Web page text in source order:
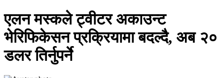
एलन मस्कले ट्वीटर अकाउन्ट
भेरिफिकेसन प्रक्रियामा बदल्दै, अब २०
डलर तिर्नुपर्ने